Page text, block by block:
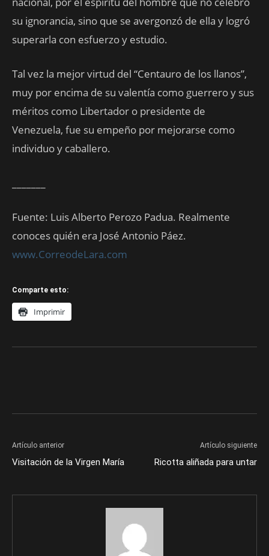
su ignorancia, sino que se avergonzó de ella y logró
superarla con esfuerzo y estudio.
Tal vez la mejor virtud del “Centauro de los llanos”,
muy por encima de su valentía como guerrero y sus
méritos como Libertador o presidente de
Venezuela, fue su empeño por mejorarse como
individuo y caballero.
Fuente: Luis Alberto Perozo Padua. Realmente
conoces quién era José Antonio Páez.
www.CorreodeLara.com
Comparte esto:
Imprimir
Artículo anterior
Visitación de la Virgen María
Artículo siguiente
Ricotta aliñada para untar